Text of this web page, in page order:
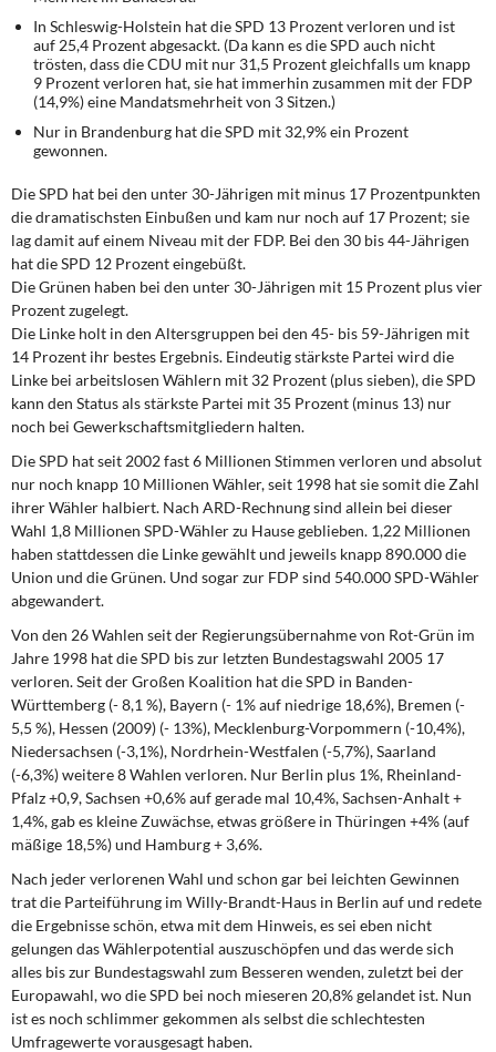
In Schleswig-Holstein hat die SPD 13 Prozent verloren und ist
auf 25,4 Prozent abgesackt. (Da kann es die SPD auch nicht
trösten, dass die CDU mit nur 31,5 Prozent gleichfalls um knapp
9 Prozent verloren hat, sie hat immerhin zusammen mit der FDP
(14,9%) eine Mandatsmehrheit von 3 Sitzen.)
Nur in Brandenburg hat die SPD mit 32,9% ein Prozent
gewonnen.
Die SPD hat bei den unter 30-Jährigen mit minus 17 Prozentpunkten
die dramatischsten Einbußen und kam nur noch auf 17 Prozent; sie
lag damit auf einem Niveau mit der FDP. Bei den 30 bis 44-Jährigen
hat die SPD 12 Prozent eingebüßt.
Die Grünen haben bei den unter 30-Jährigen mit 15 Prozent plus vier
Prozent zugelegt.
Die Linke holt in den Altersgruppen bei den 45- bis 59-Jährigen mit
14 Prozent ihr bestes Ergebnis. Eindeutig stärkste Partei wird die
Linke bei arbeitslosen Wählern mit 32 Prozent (plus sieben), die SPD
kann den Status als stärkste Partei mit 35 Prozent (minus 13) nur
noch bei Gewerkschaftsmitgliedern halten.
Die SPD hat seit 2002 fast 6 Millionen Stimmen verloren und absolut
nur noch knapp 10 Millionen Wähler, seit 1998 hat sie somit die Zahl
ihrer Wähler halbiert. Nach ARD-Rechnung sind allein bei dieser
Wahl 1,8 Millionen SPD-Wähler zu Hause geblieben. 1,22 Millionen
haben stattdessen die Linke gewählt und jeweils knapp 890.000 die
Union und die Grünen. Und sogar zur FDP sind 540.000 SPD-Wähler
abgewandert.
Von den 26 Wahlen seit der Regierungsübernahme von Rot-Grün im
Jahre 1998 hat die SPD bis zur letzten Bundestagswahl 2005 17
verloren. Seit der Großen Koalition hat die SPD in Banden-
Württemberg (- 8,1 %), Bayern (- 1% auf niedrige 18,6%), Bremen (-
5,5 %), Hessen (2009) (- 13%), Mecklenburg-Vorpommern (-10,4%),
Niedersachsen (-3,1%), Nordrhein-Westfalen (-5,7%), Saarland
(-6,3%) weitere 8 Wahlen verloren. Nur Berlin plus 1%, Rheinland-
Pfalz +0,9, Sachsen +0,6% auf gerade mal 10,4%, Sachsen-Anhalt +
1,4%, gab es kleine Zuwächse, etwas größere in Thüringen +4% (auf
mäßige 18,5%) und Hamburg + 3,6%.
Nach jeder verlorenen Wahl und schon gar bei leichten Gewinnen
trat die Parteiführung im Willy-Brandt-Haus in Berlin auf und redete
die Ergebnisse schön, etwa mit dem Hinweis, es sei eben nicht
gelungen das Wählerpotential auszuschöpfen und das werde sich
alles bis zur Bundestagswahl zum Besseren wenden, zuletzt bei der
Europawahl, wo die SPD bei noch mieseren 20,8% gelandet ist. Nun
ist es noch schlimmer gekommen als selbst die schlechtesten
Umfragewerte vorausgesagt haben.